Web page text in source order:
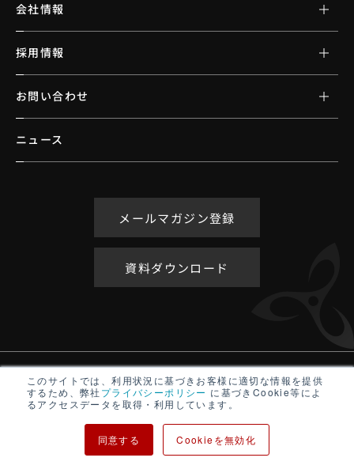
このサイトでは、利用状況に基づきお客様に適切な情報を提供
するため、弊社 プライバシーポリシー に基づきCookie等によ
るアクセスデータを取得・利用しています。
同意する Cookieを無効化
会社情報
採用情報
お問い合わせ
ニュース
メールマガジン登録
資料ダウンロード
アクセシビリティポリシー
サイトマップ
プライバシーポリシー